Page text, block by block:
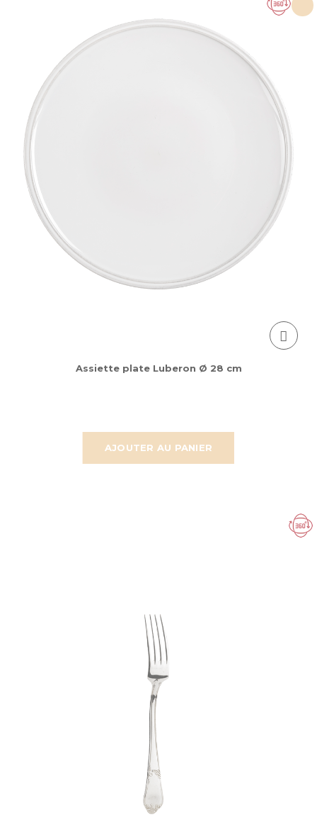
AJOUTER AU PANIER
Assiette plate Luberon Ø 28 cm